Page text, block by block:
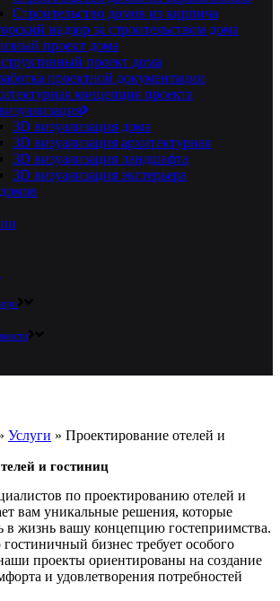
Строительство домов из кирпича
надзор за строительством дома
проект дома
проект дома
проектной документации
концепция проекта
3D визуализация дома
3D визуализация архитектурная
3D визуализация ландшафта
3D визуализация экстерьера
Услуги » Проектирование отелей и
и гостиниц
по проектированию отелей и
вам уникальные решения, которые
в жизнь вашу концепцию гостеприимства.
бизнес требует особого
проекты ориентированы на создание
и удовлетворения потребностей